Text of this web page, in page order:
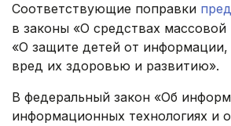
Соответствующие поправки
в законы «О средствах
«О защите детей от
вред их здоровью и развитию».
В федеральный закон «Об
информационных технологиях и